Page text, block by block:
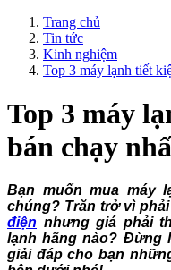
Trang chủ
Tin tức
Kinh nghiệm
Top 3 máy lạnh tiết
Top 3 máy
bán chạy
Bạn muốn mua máy
chúng? Trăn trở vì
điện nhưng giá phải
lạnh hãng nào? Đừng
giải đáp cho bạn